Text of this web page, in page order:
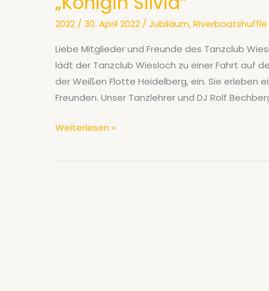
dem
Tanzclub
Gold
Wiesloch
in
den
2022 / 30. April 2022 / Jubiläum,Riverboatshuffle
Liebe Mitglieder und Freunde des Tanzclub
lädt der Tanzclub Wiesloch zu einer Fahrt auf
der Weißen Flotte Heidelberg, ein. Sie erleben
Freunden. Unser Tanzlehrer und DJ Rolf
Herzliche
zur
Weiterlesen »